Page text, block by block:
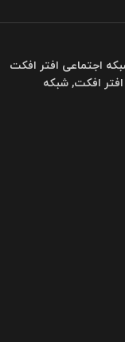
اجتماعی افتر افکت
افکت,شبکه